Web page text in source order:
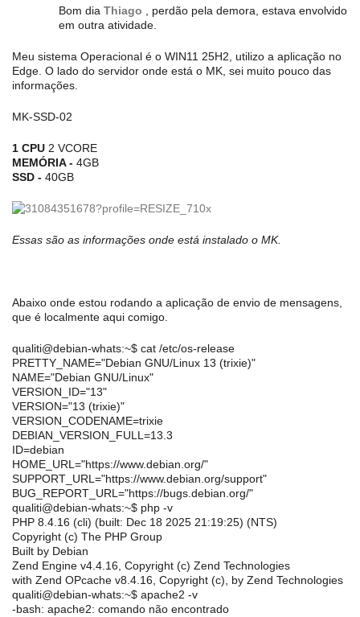
Bom dia Thiago , perdão pela demora, estava envolvido
em outra atividade.
Meu sistema Operacional é o WIN11 25H2, utilizo a aplicação no
Edge. O lado do servidor onde está o MK, sei muito pouco das
informações.
MK-SSD-02
1 CPU 2 VCORE
MEMÓRIA - 4GB
SSD - 40GB
Essas são as informações onde está instalado o MK.
Abaixo onde estou rodando a aplicação de envio de mensagens,
que é localmente aqui comigo.
qualiti@debian-whats:~$ cat /etc/os-release
PRETTY_NAME="Debian GNU/Linux 13 (trixie)"
NAME="Debian GNU/Linux"
VERSION_ID="13"
VERSION="13 (trixie)"
VERSION_CODENAME=trixie
DEBIAN_VERSION_FULL=13.3
ID=debian
HOME_URL="https://www.debian.org/"
SUPPORT_URL="https://www.debian.org/support"
BUG_REPORT_URL="https://bugs.debian.org/"
qualiti@debian-whats:~$ php -v
PHP 8.4.16 (cli) (built: Dec 18 2025 21:19:25) (NTS)
Copyright (c) The PHP Group
Built by Debian
Zend Engine v4.4.16, Copyright (c) Zend Technologies
with Zend OPcache v8.4.16, Copyright (c), by Zend Technologies
qualiti@debian-whats:~$ apache2 -v
-bash: apache2: comando não encontrado